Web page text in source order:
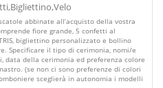
abbinate all’acquisto della vostra
fiore grande, 5 confetti al
bigliettino personalizzato e bollino
Specificare il tipo di cerimonia, nomi/e
data della cerimonia ed preferenza colore
(se non ci sono preferenze di colori
sceglierà in autonomia i modelli